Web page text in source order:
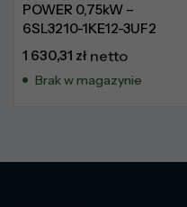
POWER 0,75kW –
6SL3210-1KE12-3UF2
1 630,31 zł netto
Brak w magazynie